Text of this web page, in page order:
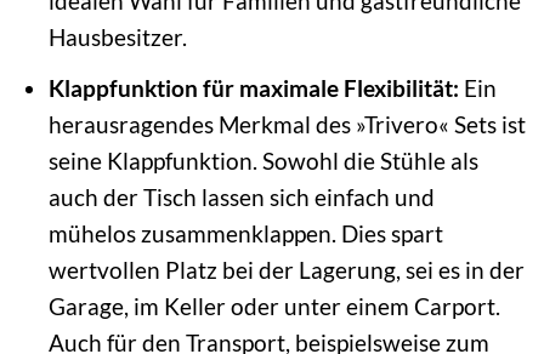
Hausbesitzer.
Klappfunktion für maximale Flexibilität: Ein
herausragendes Merkmal des »Trivero« Sets ist
seine Klappfunktion. Sowohl die Stühle als
auch der Tisch lassen sich einfach und
mühelos zusammenklappen. Dies spart
wertvollen Platz bei der Lagerung, sei es in der
Garage, im Keller oder unter einem Carport.
Auch für den Transport, beispielsweise zum